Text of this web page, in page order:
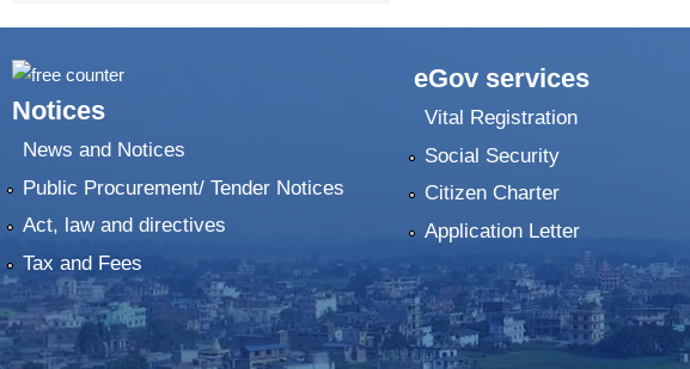
Notices
News and Notices
Public Procurement/ Tender Notices
Act, law and directives
Tax and Fees
eGov services
Vital Registration
Social Security
Citizen Charter
Application Letter